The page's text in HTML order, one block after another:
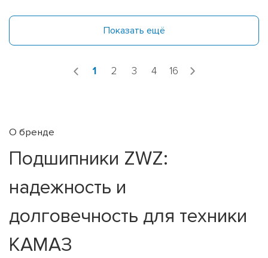
Показать ещё
1 2 3 4 16
О бренде
Подшипники ZWZ:
надежность и
долговечность для техники
КАМАЗ